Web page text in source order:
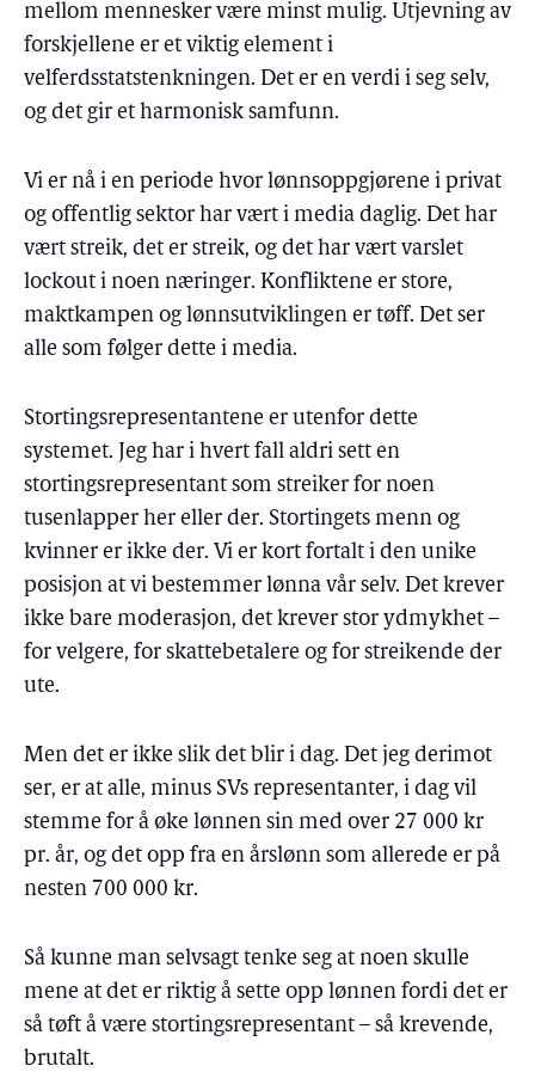
mellom mennesker være minst mulig. Utjevning av
forskjellene er et viktig element i
velferdsstatstenkningen. Det er en verdi i seg selv,
og det gir et harmonisk samfunn.
Vi er nå i en periode hvor lønnsoppgjørene i privat
og offentlig sektor har vært i media daglig. Det har
vært streik, det er streik, og det har vært varslet
lockout i noen næringer. Konfliktene er store,
maktkampen og lønnsutviklingen er tøff. Det ser
alle som følger dette i media.
Stortingsrepresentantene er utenfor dette
systemet. Jeg har i hvert fall aldri sett en
stortingsrepresentant som streiker for noen
tusenlapper her eller der. Stortingets menn og
kvinner er ikke der. Vi er kort fortalt i den unike
posisjon at vi bestemmer lønna vår selv. Det krever
ikke bare moderasjon, det krever stor ydmykhet –
for velgere, for skattebetalere og for streikende der
ute.
Men det er ikke slik det blir i dag. Det jeg derimot
ser, er at alle, minus SVs representanter, i dag vil
stemme for å øke lønnen sin med over 27 000 kr
pr. år, og det opp fra en årslønn som allerede er på
nesten 700 000 kr.
Så kunne man selvsagt tenke seg at noen skulle
mene at det er riktig å sette opp lønnen fordi det er
så tøft å være stortingsrepresentant – så krevende,
brutalt.